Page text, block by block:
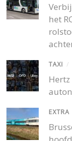
het
TAXI /
EXTRA